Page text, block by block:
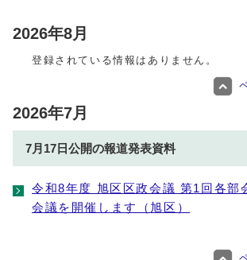
2026年8月
登録されている情報はありません。
2026年7月
7月17日公開の報道発表資料
令和8年度 旭区区政会議 第1回各部
会議を開催します（旭区）